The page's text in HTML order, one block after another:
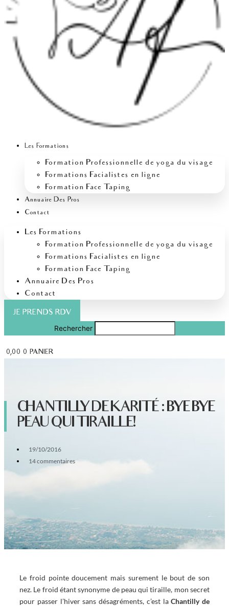
Les Formations
Formation Professionnelle de yoga du visage
Formations Facialistes en ligne
Formation Face Taping
Annuaire Des Pros
Contact
Les Formations
Formation Professionnelle de yoga du visage
Formations Facialistes en ligne
Formation Face Taping
Annuaire Des Pros
Contact
JE PRENDS RDV
Rechercher
0,00 0 PANIER
CHANTILLY DE KARITÉ : BYE BYE
PEAU QUI TIRAILLE!
19/10/2016
14 commentaires
Le froid pointe doucement mais surement le bout de son
nez. Le froid étant synonyme de peau qui tiraille, mon secret
pour passer l’hiver sans désagréments, c’est laChantilly de